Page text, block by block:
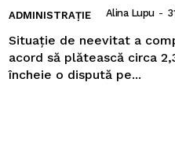
ADMINISTRAȚIE Alina Lupu -
Situație de neevitat a
acord să plătească circa
încheie o dispută pe...